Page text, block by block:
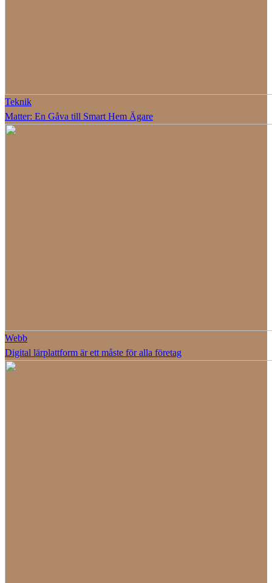
Teknik
Matter: En Gåva till Smart Hem Ägare
Webb
Digital lärplattform är ett måste för alla företag